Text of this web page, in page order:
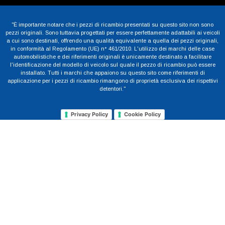
"È importante notare che i pezzi di ricambio presentati su questo sito non sono
pezzi originali. Sono tuttavia progettati per essere perfettamente adattabili ai veicoli
a cui sono destinati, offrendo una qualità equivalente a quella dei pezzi originali,
in conformità al Regolamento (UE) n° 461/2010. L'utilizzo dei marchi delle case
automobilistiche e dei riferimenti originali è unicamente destinato a facilitare
l'identificazione del modello di veicolo sul quale il pezzo di ricambio può essere
installato. Tutti i marchi che appaiono su questo sito come riferimenti di
applicazione per i pezzi di ricambio rimangono di proprietà esclusiva dei rispettivi
detentori."
Privacy Policy Cookie Policy